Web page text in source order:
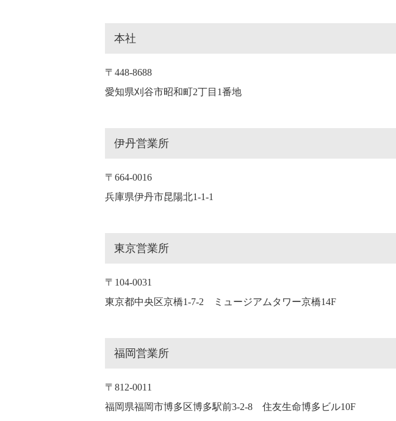
本社
〒448-8688
愛知県刈谷市昭和町2丁目1番地
伊丹営業所
〒664-0016
兵庫県伊丹市昆陽北1-1-1
東京営業所
〒104-0031
東京都中央区京橋1-7-2 ミュージアムタワー京橋14F
福岡営業所
〒812-0011
福岡県福岡市博多区博多駅前3-2-8 住友生命博多ビル10F